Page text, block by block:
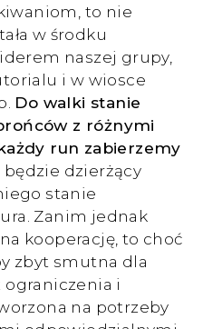
to nie
w środku
naszej grupy,
i w wiosce
Do walki stanie
z różnymi
run zabierzemy
dzierżący
stanie
Zanim jednak
kooperację, to choć
zbyt smutna dla
i
na potrzeby